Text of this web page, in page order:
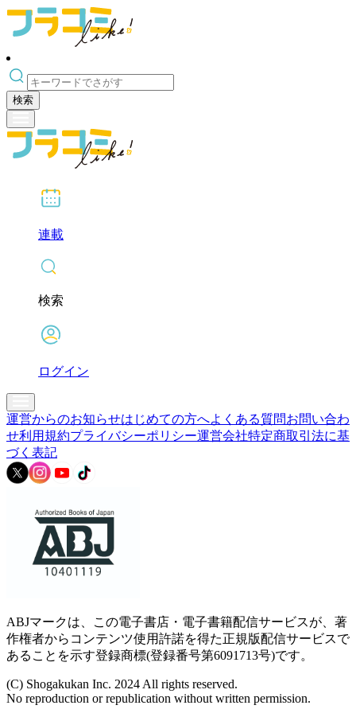
検索
連載
検索
ログイン
運営からのお知らせはじめての方へよくある質問お問い合わ
せ利用規約プライバシーポリシー運営会社特定商取引法に基
づく表記
ABJマークは、この電子書店・電子書籍配信サービスが、著
作権者からコンテンツ使用許諾を得た正規版配信サービスで
あることを示す登録商標(登録番号第6091713号)です。
(C) Shogakukan Inc. 2024 All rights reserved.
No reproduction or republication without written permission.